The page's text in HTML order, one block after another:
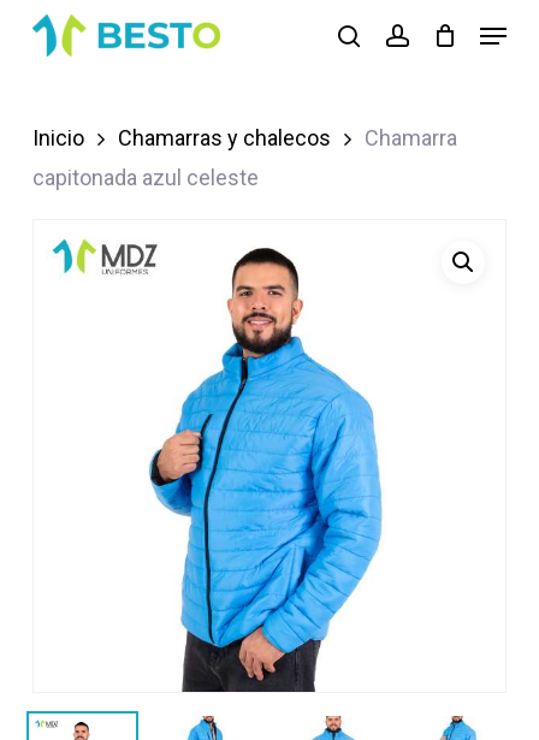
Skip
content
searchaccount
Menu
Inicio Chamarras y chalecos
Chamarra
capitonada azul celeste